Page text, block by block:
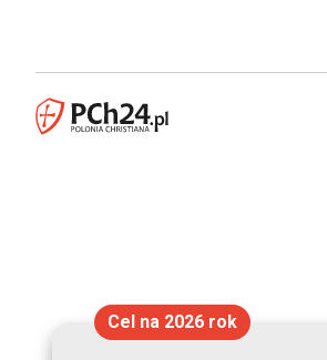
Cel na 2026 rok